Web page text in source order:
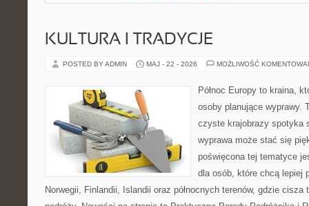
KULTURA I TRADYCJE
POSTED BY ADMIN MAJ - 22 - 2026 MOŻLIWOŚĆ
Północ Europy to kraina,
osoby planujące wyprawy.
czyste krajobrazy spotyka
wyprawa może stać się
poświęcona tej tematyce
dla osób, które chcą lepiej
Norwegii, Finlandii, Islandii oraz północnych terenów, gdzie cisza